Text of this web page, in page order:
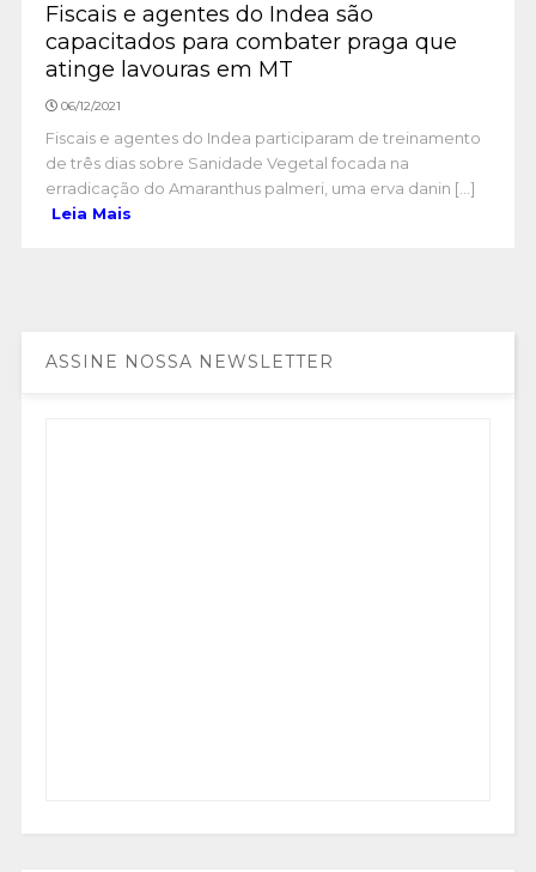
Fiscais e agentes do Indea são
capacitados para combater praga que
atinge lavouras em MT
06/12/2021
Fiscais e agentes do Indea participaram de treinamento
de três dias sobre Sanidade Vegetal focada na
erradicação do Amaranthus palmeri, uma erva danin [...]
Leia Mais
ASSINE NOSSA NEWSLETTER